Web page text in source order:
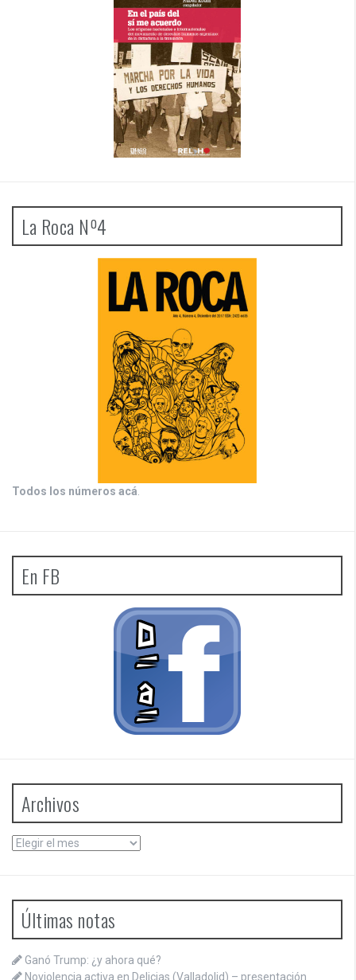
La Roca Nº4
Todos los números acá
En FB
Archivos
Archivos
Últimas notas
Ganó Trump: ¿y ahora qué?
Noviolencia activa en Delicias (Valladolid) – presentación